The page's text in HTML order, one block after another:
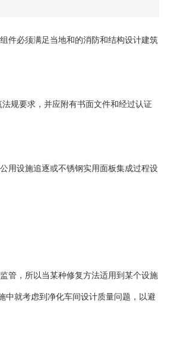
件必须满足当地和的消防和结构设计建筑
规要求，并应附有书面文件和经过认证
用设施追逐或不锈钢实用面板集成过程设
管，所以当某种修复方法适用到某个设施
中就考虑到净化车间设计质量问题，以避